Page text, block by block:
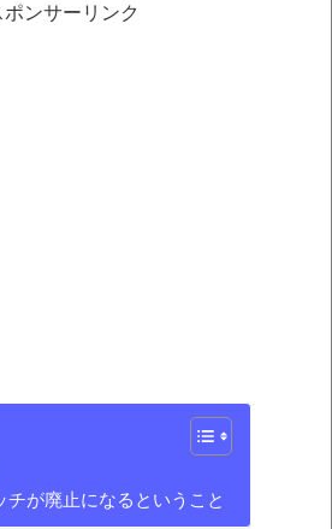
ポンサーリンク
チが廃止になるということ